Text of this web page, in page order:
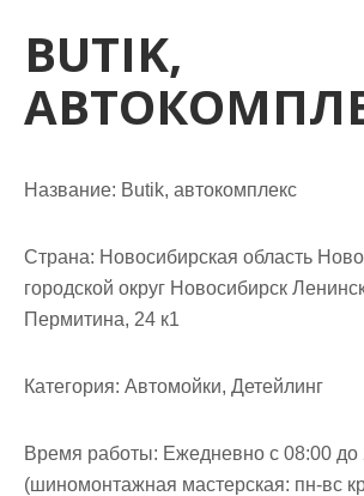
BUTIK,
Название: Butik, автокомплекс
Страна: Новосибирская область
городской округ Новосибирск
Пермитина, 24 к1
Категория: Автомойки, Детейлинг
Время работы: Ежедневно с 08:00 до
(шиномонтажная мастерская: пн-вс